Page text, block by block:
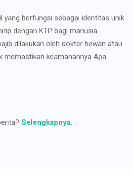
yang berfungsi sebagai identitas unik
dengan KTP bagi manusia
dilakukan oleh dokter hewan atau
keamanannya Apa...
Selengkapnya